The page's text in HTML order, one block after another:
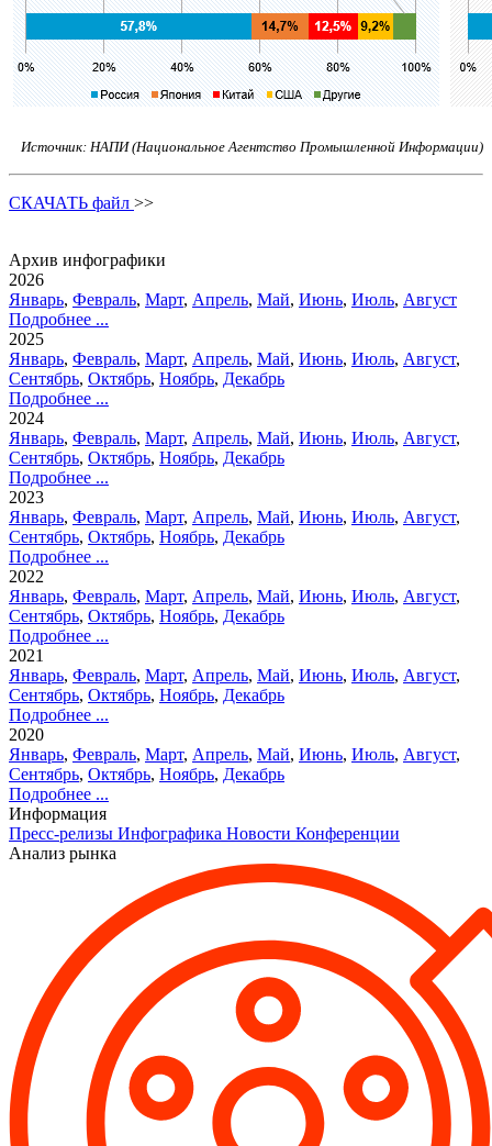
Источник: НАПИ (Национальное Агентство Промышленной Информации)
СКАЧАТЬ файл >>
Архив инфографики
2026
Январь, Февраль, Март, Апрель, Май, Июнь, Июль, Август
Подробнее ...
2025
Январь, Февраль, Март, Апрель, Май, Июнь, Июль, Август,
Сентябрь, Октябрь, Ноябрь, Декабрь
Подробнее ...
2024
Январь, Февраль, Март, Апрель, Май, Июнь, Июль, Август,
Сентябрь, Октябрь, Ноябрь, Декабрь
Подробнее ...
2023
Январь, Февраль, Март, Апрель, Май, Июнь, Июль, Август,
Сентябрь, Октябрь, Ноябрь, Декабрь
Подробнее ...
2022
Январь, Февраль, Март, Апрель, Май, Июнь, Июль, Август,
Сентябрь, Октябрь, Ноябрь, Декабрь
Подробнее ...
2021
Январь, Февраль, Март, Апрель, Май, Июнь, Июль, Август,
Сентябрь, Октябрь, Ноябрь, Декабрь
Подробнее ...
2020
Январь, Февраль, Март, Апрель, Май, Июнь, Июль, Август,
Сентябрь, Октябрь, Ноябрь, Декабрь
Подробнее ...
Информация
Пресс-релизы Инфографика Новости Конференции
Анализ рынка